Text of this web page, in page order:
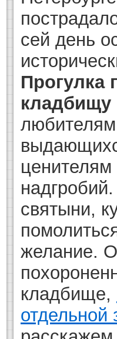
сей день
Прогулка
кладбищу
святыни,
желание.
кладбище,
отдельной